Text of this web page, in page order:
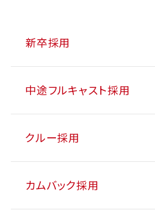
新卒採用
中途フルキャスト採用
クルー採用
カムバック採用